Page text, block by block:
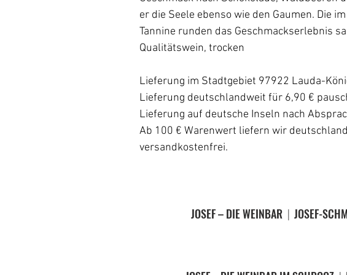
er die Seele ebenso wie den Gaumen. Die
Tannine runden das Geschmackserlebnis
Qualitätswein, trocken
Lieferung im Stadtgebiet 97922 Lauda-
Lieferung deutschlandweit für 6,90 €
Lieferung auf deutsche Inseln nach
Ab 100 € Warenwert liefern wir
versandkostenfrei.
JOSEF – DIE WEINBAR | JOSEF-